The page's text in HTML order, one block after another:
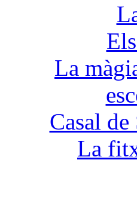
La
Casal
La